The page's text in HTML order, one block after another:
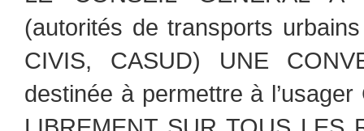
(autorités de transports
CIVIS, CASUD) UNE
destinée à permettre à